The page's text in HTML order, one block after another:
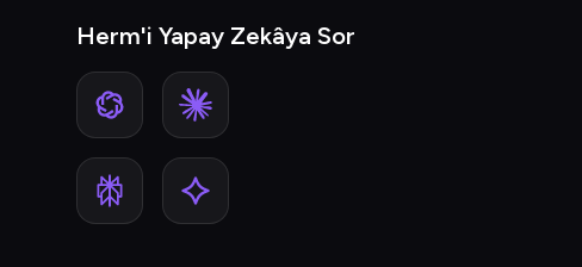
Herm'i Yapay Zekâya Sor